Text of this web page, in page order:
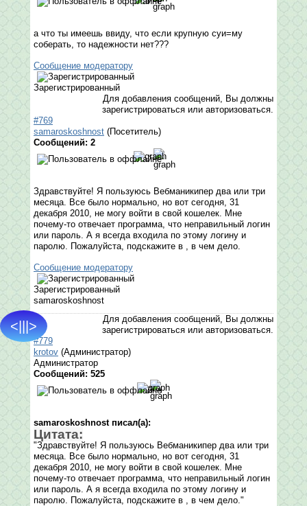
<|||>
а что ты имеешь ввиду, что если крупную суи=му
соберать, то надежности нет???
Сообщение модератору
Зарегистрированный
Для добавления сообщений, Вы должны
зарегистрироваться или авторизоваться.
#769
samaroskoshnost (Посетитель)
Сообщений: 2
Здравствуйте! Я пользуюсь Вебманикипер два или три
месяца. Все было нормально, но вот сегодня, 31
декабря 2010, не могу войти в свой кошелек. Мне
почему-то отвечает программа, что неправильный логин
или пароль. А я всегда входила по этому логину и
паролю. Пожалуйста, подскажите в , в чем дело.
Сообщение модератору
Зарегистрированный
samaroskoshnost
Для добавления сообщений, Вы должны
зарегистрироваться или авторизоваться.
#779
krotov (Администратор)
Администратор
Сообщений: 525
samaroskoshnost писал(а):
Цитата:
"Здравствуйте! Я пользуюсь Вебманикипер два или три
месяца. Все было нормально, но вот сегодня, 31
декабря 2010, не могу войти в свой кошелек. Мне
почему-то отвечает программа, что неправильный логин
или пароль. А я всегда входила по этому логину и
паролю. Пожалуйста, подскажите в , в чем дело."